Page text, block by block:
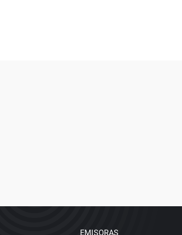
EMISORAS